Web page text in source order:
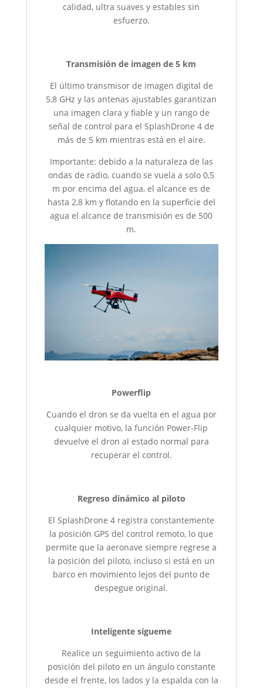
calidad, ultra suaves y estables sin
esfuerzo.
Transmisión de imagen de 5 km
El último transmisor de imagen digital de
5,8 GHz y las antenas ajustables garantizan
una imagen clara y fiable y un rango de
señal de control para el SplashDrone 4 de
más de 5 km mientras está en el aire.
Importante: debido a la naturaleza de las
ondas de radio, cuando se vuela a solo 0,5
m por encima del agua, el alcance es de
hasta 2,8 km y flotando en la superficie del
agua el alcance de transmisión es de 500
m.
Powerflip
Cuando el dron se da vuelta en el agua por
cualquier motivo, la función Power-Flip
devuelve el dron al estado normal para
recuperar el control.
Regreso dinámico al piloto
El SplashDrone 4 registra constantemente
la posición GPS del control remoto, lo que
permite que la aeronave siempre regrese a
la posición del piloto, incluso si está en un
barco en movimiento lejos del punto de
despegue original.
Inteligente sígueme
Realice un seguimiento activo de la
posición del piloto en un ángulo constante
desde el frente, los lados y la espalda con la